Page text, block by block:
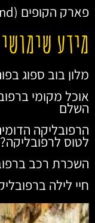
פארק הקופים (Monkeyland) בפונטה קאנה
מידע שימושי
מלון בוב ספוג
אוכל מקומי
השלם
הרפובליקה
לטוס לרפובליקה?
השכרת רכב
חיי לילה